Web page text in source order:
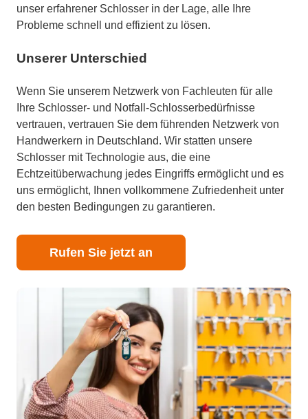
unser erfahrener Schlosser in der Lage, alle Ihre
Probleme schnell und effizient zu lösen.
Unserer Unterschied
Wenn Sie unserem Netzwerk von Fachleuten für alle
Ihre Schlosser- und Notfall-Schlosserbedürfnisse
vertrauen, vertrauen Sie dem führenden Netzwerk von
Handwerkern in Deutschland. Wir statten unsere
Schlosser mit Technologie aus, die eine
Echtzeitüberwachung jedes Eingriffs ermöglicht und es
uns ermöglicht, Ihnen vollkommene Zufriedenheit unter
den besten Bedingungen zu garantieren.
Rufen Sie jetzt an